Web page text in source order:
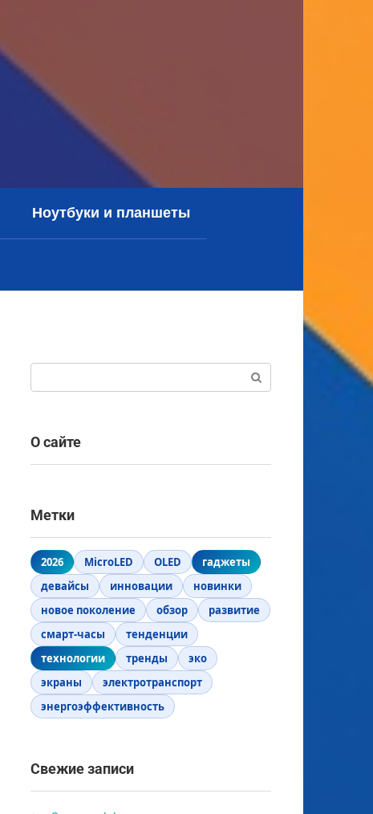
Ноутбуки и планшеты
О сайте
Метки
2026 MicroLED OLED
гаджеты
девайсы
инновации
новинки
новое поколение
обзор
развитие
смарт-часы
тенденции
технологии
тренды
эко
экраны
электротранспорт
энергоэффективность
Свежие записи